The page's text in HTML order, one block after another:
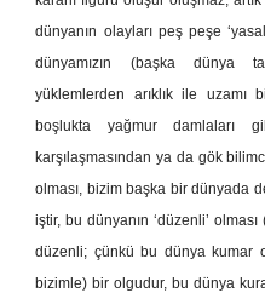
dünyanın olayları peş peşe
dünyamızın (başka dünya
yüklemlerden arıklık ile
boşlukta yağmur damlaları
karşılaşmasından ya da gök
olması, bizim başka bir dünyada
iştir, bu dünyanın ‘düzenli’
düzenli; çünkü bu dünya kumar
bizimle) bir olgudur, bu dünya